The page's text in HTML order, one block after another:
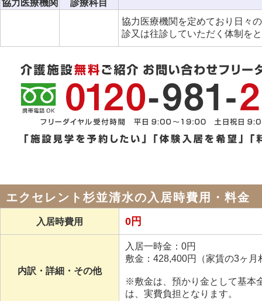
協力医療機関
診療科目
協力医療機関を定めており日々
診又は往診していただく体制を
エクセレント杉並清水の入居時費用・料金
入居時費用 0円
内訳・詳細・その他
入居一時金：0円
敷金：428,400円（家賃の3ヶ月
※敷金は、預かり金として基本
は、実費負担となります。